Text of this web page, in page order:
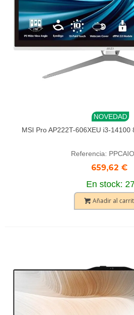
NOVEDAD
MSI Pro AP222T-606XEU i3-14100
Referencia:
659,62 €
En stock:
Añadir al